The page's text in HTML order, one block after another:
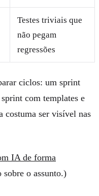
Testes triviais que
não pegam
regressões
ciclos: um sprint
com templates e
costuma ser visível nas
IA de forma
o assunto.)